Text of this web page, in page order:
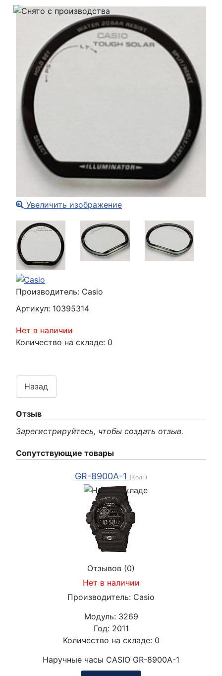
Увеличить изображение
Производитель: Casio
Артикул: 10395314
Нет в наличии
Количество на складе: 0
Отзыв
Зарегистрируйтесь, чтобы создать отзыв.
Сопутствующие товары
GR-8900A-1 (Код: )
Отзывов (0)
Нет в наличии
Производитель: Casio
Модуль: 3269
Год: 2011
Количество на складе: 0
Наручные часы CASIO GR-8900A-1